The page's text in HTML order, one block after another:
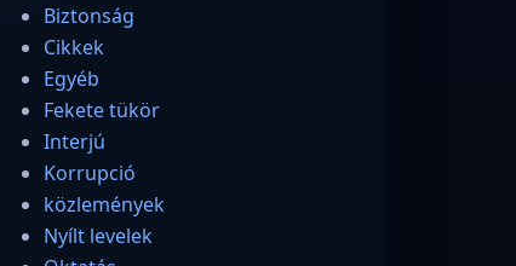
Biztonság
Cikkek
Egyéb
Fekete tükör
Interjú
Korrupció
közlemények
Nyílt levelek